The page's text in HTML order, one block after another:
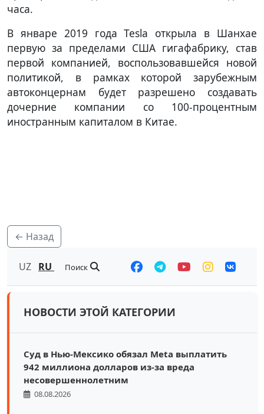
часа.
В январе 2019 года Tesla открыла в Шанхае
первую за пределами США гигафабрику, став
первой компанией, воспользовавшейся новой
политикой, в рамках которой зарубежным
автоконцернам будет разрешено создавать
дочерние компании со 100-процентным
иностранным капиталом в Китае.
← Назад
UZ RU Поиск
НОВОСТИ ЭТОЙ КАТЕГОРИИ
Суд в Нью-Мексико обязал Meta выплатить
942 миллиона долларов из-за вреда
несовершеннолетним
08.08.2026